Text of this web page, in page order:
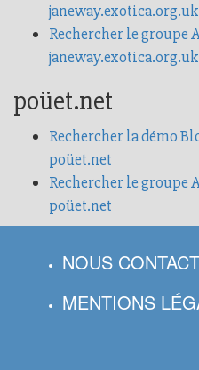
janeway.exotica.org.uk
Rechercher le groupe
janeway.exotica.org.uk
poüet.net
Rechercher la démo
poüet.net
Rechercher le groupe
poüet.net
NOUS
MENTIONS